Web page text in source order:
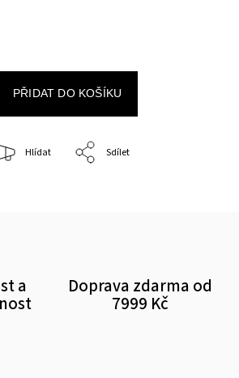
PŘIDAT DO KOŠÍKU
Hlídat Sdílet
a Doprava zdarma od
7999 Kč